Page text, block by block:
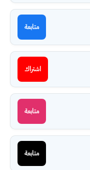
متابعة
اشتراك
متابعة
متابعة